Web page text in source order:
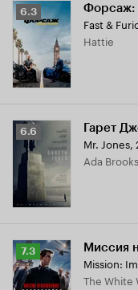
Рейтинг
Кинопоиска
6.3
6.3 Форсаж:
Fast &
Hattie
Рейтинг
Кинопоиска
6.6
6.6 Гарет
Mr. Jones,
Ada Brooks
Рейтинг
Кинопоиска
7.3
7.3 Миссия
Mission:
The